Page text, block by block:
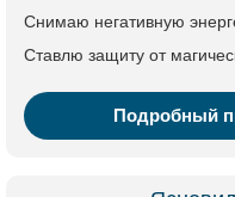
Снимаю негативную
Ставлю защиту от
Подробный